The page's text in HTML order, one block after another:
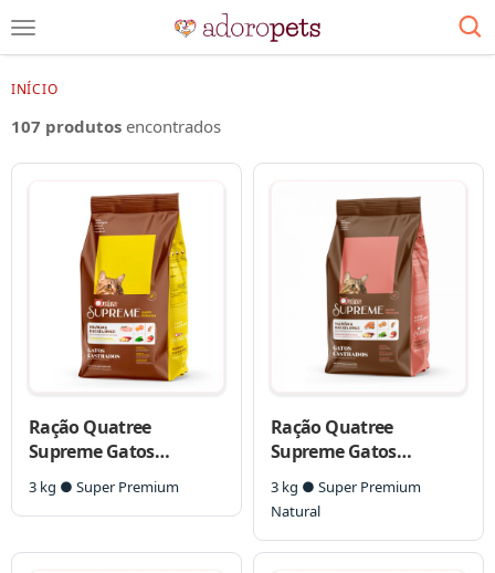
INÍCIO
107 produtos encontrados
Ração Quatree
Supreme Gatos
Castrados Frango e
Batata Doce
3 kg ● Super Premium
Ração Quatree
Supreme Gatos
Castrados Salmão e
Batata doce
3 kg ● Super Premium
Natural